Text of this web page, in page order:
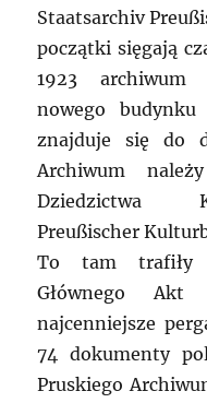
Staatsarchiv
początki sięgają
1923 archiwum
nowego
znajduje się do
Archiwum
Dziedzictwa
Preußischer
To tam trafiły
Głównego Akt
najcenniejsze
74 dokumenty
Pruskiego